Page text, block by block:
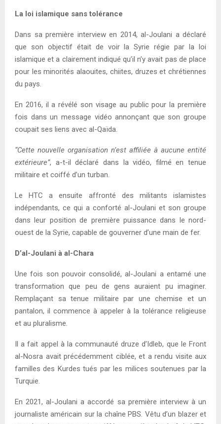
La loi islamique sans tolérance
Dans sa première interview en 2014, al-Joulani a déclaré
que son objectif était de voir la Syrie régie par la loi
islamique et a clairement indiqué qu’il n’y avait pas de place
pour les minorités alaouites, chiites, druzes et chrétiennes
du pays.
En 2016, il a révélé son visage au public pour la première
fois dans un message vidéo annonçant que son groupe
coupait ses liens avec al-Qaïda.
“Cette nouvelle organisation n’est affiliée à aucune entité
extérieure”, a-t-il déclaré dans la vidéo, filmé en tenue
militaire et coiffé d’un turban.
Le HTC a ensuite affronté des militants islamistes
indépendants, ce qui a conforté al-Joulani et son groupe
dans leur position de première puissance dans le nord-
ouest de la Syrie, capable de gouverner d’une main de fer.
D’al-Joulani à al-Chara
Une fois son pouvoir consolidé, al-Joulani a entamé une
transformation que peu de gens auraient pu imaginer.
Remplaçant sa tenue militaire par une chemise et un
pantalon, il commence à appeler à la tolérance religieuse
et au pluralisme.
Il a fait appel à la communauté druze d’Idleb, que le Front
al-Nosra avait précédemment ciblée, et a rendu visite aux
familles des Kurdes tués par les milices soutenues par la
Turquie.
En 2021, al-Joulani a accordé sa première interview à un
journaliste américain sur la chaîne PBS. Vêtu d’un blazer et